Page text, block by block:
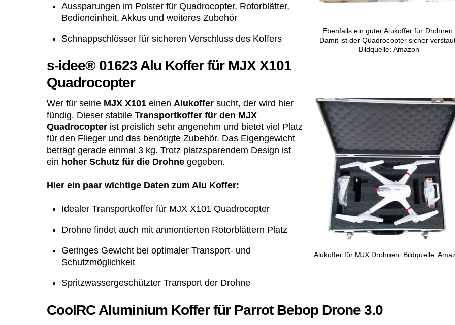
Ebenfalls ein guter Alukoffer für Drohnen.
Damit ist der Quadrocopter sicher
Bildquelle: Amazon
Aussparungen im Polster für Quadrocopter, Rotorblätter,
Bedieneinheit, Akkus und weiteres Zubehör
Schnappschlösser für sicheren Verschluss des Koffers
s-idee® 01623 Alu Koffer für MJX X101
Quadrocopter
Alukoffer für MJX Drohnen. Bildquelle:
Wer für seine MJX X101 einen Alukoffer sucht, der wird hier
fündig. Dieser stabile Transportkoffer für den MJX
Quadrocopter ist preislich sehr angenehm und bietet viel Platz
für den Flieger und das benötigte Zubehör. Das Eigengewicht
beträgt gerade einmal 3 kg. Trotz platzsparendem Design ist
ein hoher Schutz für die Drohne gegeben.
Hier ein paar wichtige Daten zum Alu Koffer:
Idealer Transportkoffer für MJX X101 Quadrocopter
Drohne findet auch mit anmontierten Rotorblättern Platz
Geringes Gewicht bei optimaler Transport- und
Schutzmöglichkeit
Spritzwassergeschützter Transport der Drohne
CoolRC Aluminium Koffer für Parrot Bebop Drone 3.0